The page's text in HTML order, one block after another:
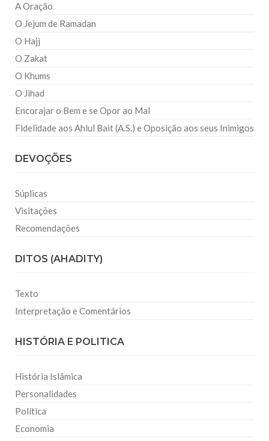
A Oração
O Jejum de Ramadan
O Hajj
O Zakat
O Khums
O Jihad
Encorajar o Bem e se Opor ao Mal
Fidelidade aos Ahlul Bait (A.S.) e Oposição aos seus Inimigos
DEVOÇÕES
Súplicas
Visitações
Recomendações
DITOS (AHADITY)
Texto
Interpretação e Comentários
HISTÓRIA E POLITICA
História Islâmica
Personalidades
Política
Economia